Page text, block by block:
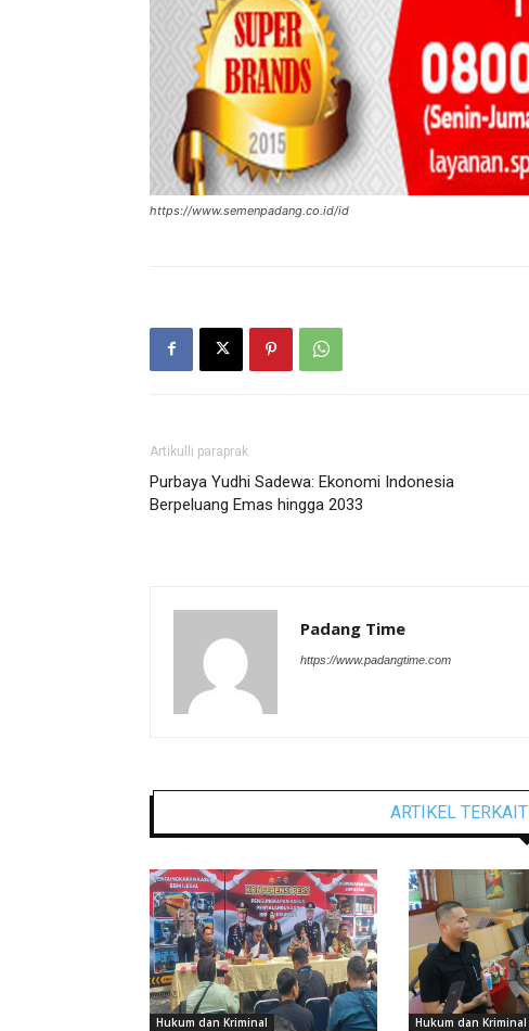
https://www.semenpadang.co.id/id
Artikulli paraprak
Purbaya Yudhi Sadewa: Ekonomi Indonesia
Berpeluang Emas hingga 2033
Padang Time
https://www.padangtime.com
ARTIKEL TERKAIT
Hukum dan Kriminal Hukum dan Kriminal